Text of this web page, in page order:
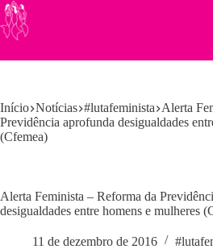
Pular
para
o
Início Notícias #lutafeminista Alerta
Previdência aprofunda desigualdades
(Cfemea)
Alerta Feminista – Reforma da
desigualdades entre homens e mulheres
11 de dezembro de 2016